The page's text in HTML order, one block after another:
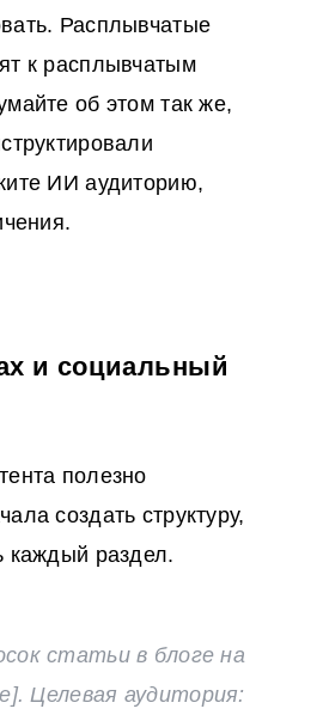
Расплывчатые
к расплывчатым
об этом так же,
ИИ аудиторию,
и социальный
полезно
создать структуру,
каждый раздел.
статьи в блоге на
Целевая аудитория: